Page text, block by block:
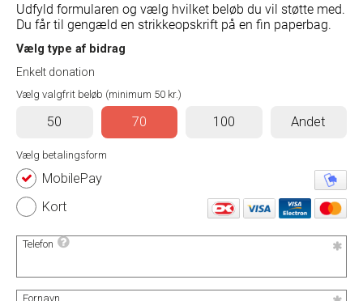
Udfyld formularen og vælg hvilket beløb du vil støtte med.
Du får til gengæld en strikkeopskrift på en fin paperbag.